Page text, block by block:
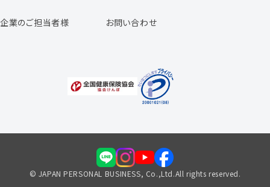
福利厚生のご案内
企業のご担当者様 お問い合わせ
© JAPAN PERSONAL BUSINESS, Co.,Ltd.All rights reserved.